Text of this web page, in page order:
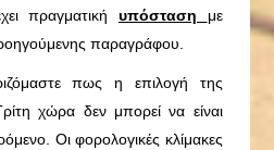
πραγματική υπόσταση με
παραγράφου.
πως η επιλογή της
χώρα δεν μπορεί να είναι
Οι φορολογικές κλίμακες